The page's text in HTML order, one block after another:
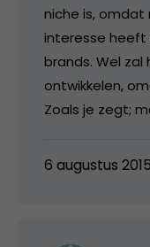
niche is,
interesse heeft
brands. Wel
ontwikkelen,
Zoals je zegt;
6 augustus